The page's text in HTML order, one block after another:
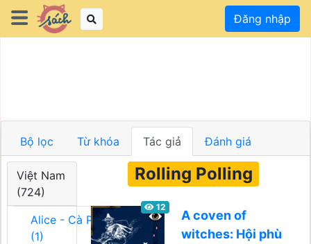
Đăng nhập
Bộ lọc Từ khóa Tác giả Đánh giá
Việt Nam
(724)
Alice - Cà Phê Team
(1)
Rolling Polling
12
A coven of
witches: Hội phù